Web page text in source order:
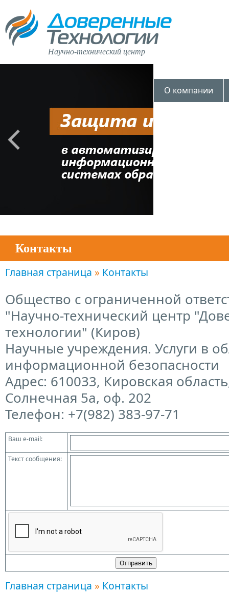
Научно-технический центр
О компании
Контакты
Главная страница » Контакты
Общество с ограниченной
"Научно-технический центр
технологии" (Киров)
Научные учреждения. Услуги в
информационной безопасности
Адрес: 610033, Кировская
Солнечная 5а, оф. 202
Телефон: +7(982) 383-97-71
Ваш e-mail:
Текст сообщения:
Главная страница » Контакты